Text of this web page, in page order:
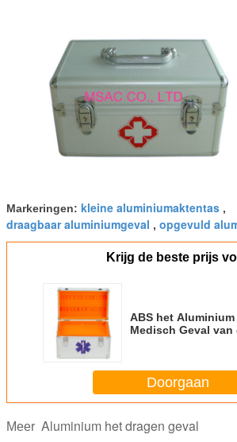
Markeringen: kleine aluminiumaktentas ,
draagbaar aluminiumgeval , opgevuld
Krijg de beste prijs
ABS het
Medisch Geval van
Doorgaan
Meer Aluminium het dragen geval